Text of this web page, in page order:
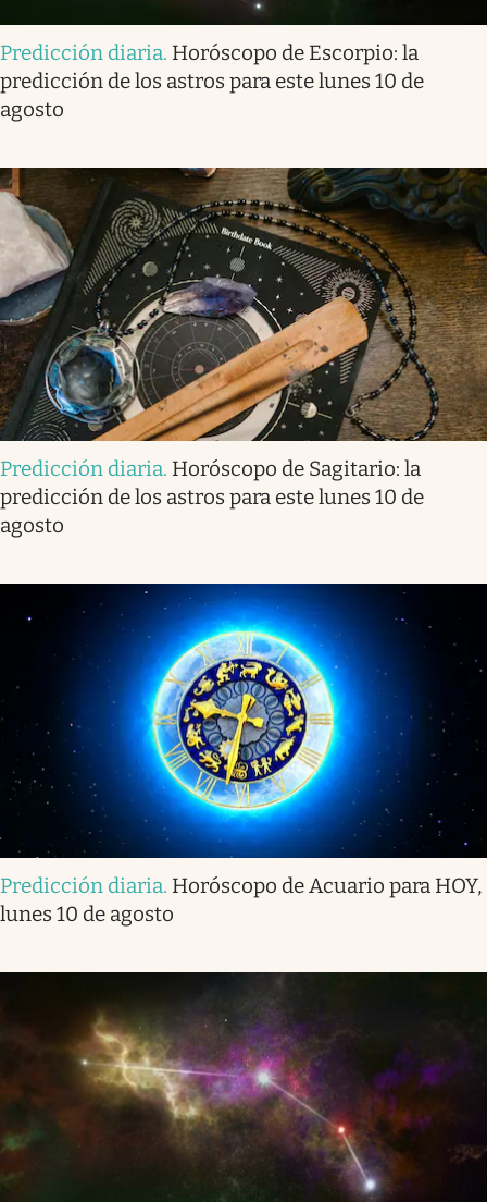
Predicción diaria. Horóscopo de Escorpio: la
predicción de los astros para este lunes 10 de
agosto
Predicción diaria. Horóscopo de Sagitario: la
predicción de los astros para este lunes 10 de
agosto
Predicción diaria. Horóscopo de Acuario para HOY,
lunes 10 de agosto